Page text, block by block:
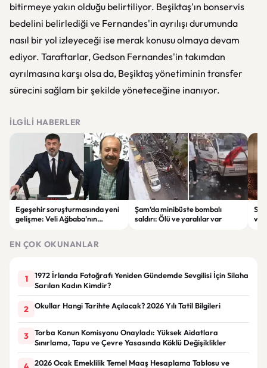
bitirmeye yakın olduğu belirtiliyor. Beşiktaş'ın bonservis
bedelini belirlediği ve Fernandes'in ayrılışı durumunda
nasıl bir yol izleyeceği ise merak konusu olmaya devam
ediyor. Taraftarlar, Gedson Fernandes'in takımdan
ayrılmasına karşı olsa da, Beşiktaş yönetiminin transfer
sürecini sağlam bir şekilde yöneteceğine inanıyor.
İLGILI HABERLER
Egeşehir soruşturmasında yeni
gelişme: Veli Ağbaba’nın
Şam’da minibüste bombalı
saldırı: Ölü ve yaralılar var
EN ÇOK OKUNANLAR
1
1972 İrlanda Fotoğrafı Yeniden Gündemde Sevgilisi İçin Silaha
Sarılan Kadın Kimdir?
2 Okullar Hangi Tarihte Açılacak? 2026 Yılı Tatil Bilgileri
3
Torba Kanun Komisyonu Onayladı: Yüksek Aidatlara
Sınırlama, Tapu ve Çevre Yasasında Köklü Değişiklikler
2026 Ocak Emeklilik Temel Maaş Hesaplama Tablosu ve